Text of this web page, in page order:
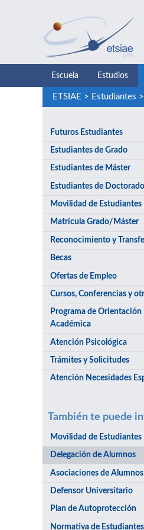
Escuela Estudios
ETSIAE > Estudiantes >
Futuros Estudiantes
Estudiantes de Grado
Estudiantes de Máster
Estudiantes de Doctorado
Movilidad de Estudiantes
Matrícula Grado/Máster
Reconocimiento y
Becas
Ofertas de Empleo
Cursos, Conferencias y
Programa de
Académica
Atención Psicológica
Trámites y Solicitudes
Atención Necesidades
También te puede
Movilidad de Estudiantes
Delegación de Alumnos
Asociaciones de Alumnos
Defensor Universitario
Plan de Autoprotección
Normativa de Estudiantes